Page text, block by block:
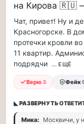
Друзья,
приглашаем
на
музыкальную
прогулку
по
Москве
16.08
|
на Кирова 🇷🇺
Чат, привет! Ну и
Красногорске. В
протечки кровли
11 квартир.
подрядчи ... ЕЩЁ
Верю3 Фейк
◣ РАЗВЕРНУТЬ
Мика: Москвичи, у